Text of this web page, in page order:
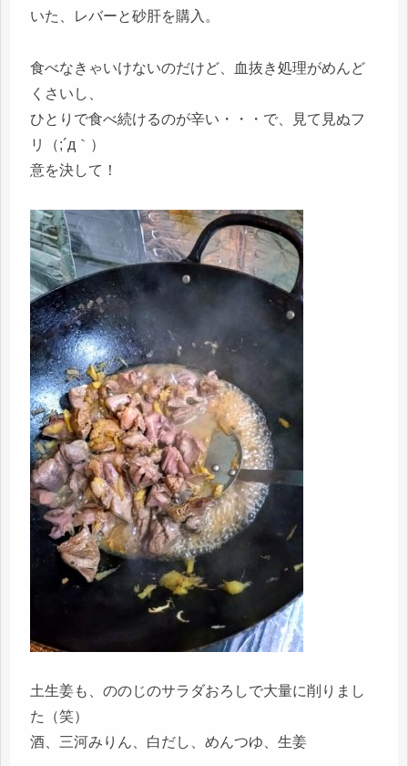
いた、レバーと砂肝を購入。
食べなきゃいけないのだけど、血抜き処理がめんど
くさいし、
ひとりで食べ続けるのが辛い・・・で、見て見ぬフ
リ（;´д｀）
意を決して！
土生姜も、ののじのサラダおろしで大量に削りまし
た（笑）
酒、三河みりん、白だし、めんつゆ、生姜